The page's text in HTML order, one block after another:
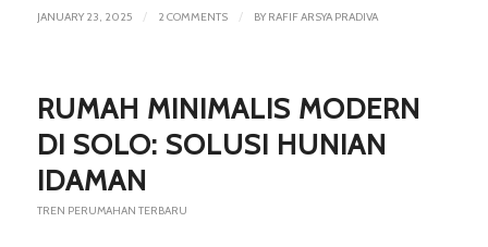
JANUARY 23, 2025 / 2 COMMENTS / BYRAFIF ARSYA PRADIVA
RUMAH MINIMALIS MODERN
DI SOLO: SOLUSI HUNIAN
IDAMAN
TREN PERUMAHAN TERBARU